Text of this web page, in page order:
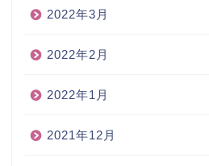
2022年3月
2022年2月
2022年1月
2021年12月